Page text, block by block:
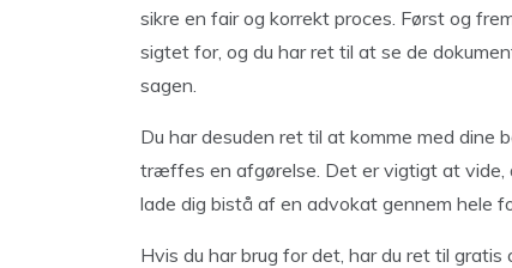
sikre en fair og korrekt proces. Først og
sigtet for, og du har ret til at se de
sagen.
Du har desuden ret til at komme med dine
træffes en afgørelse. Det er vigtigt at vide,
lade dig bistå af en advokat gennem hele
Hvis du har brug for det, har du ret til